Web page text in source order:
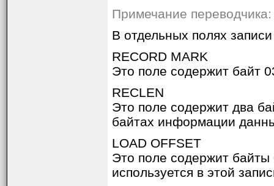
Примечание
В отдельных полях
RECORD MARK
Это поле содержит байт
RECLEN
Это поле содержит два
байтах информации
LOAD OFFSET
Это поле содержит
используется в этой